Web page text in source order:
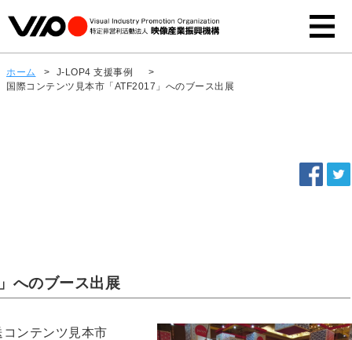
ホーム > J-LOP4 支援事例
>
国際コンテンツ見本市「ATF2017」へのブース出展
へのブース出展
ンテンツ見本市